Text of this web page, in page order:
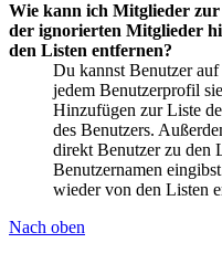
Wie kann ich Mitglieder
der ignorierten Mitglieder
den Listen entfernen?
Du kannst Benutzer
jedem Benutzerprofil
Hinzufügen zur Liste
des Benutzers.
direkt Benutzer zu den
Benutzernamen
wieder von den Listen
Nach oben